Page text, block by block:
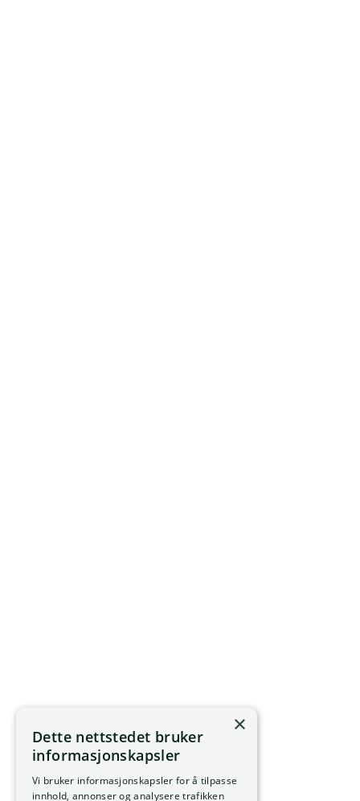
×
Dette nettstedet bruker
informasjonskapsler
Vi bruker informasjonskapsler for å tilpasse
innhold, annonser og analysere trafikken